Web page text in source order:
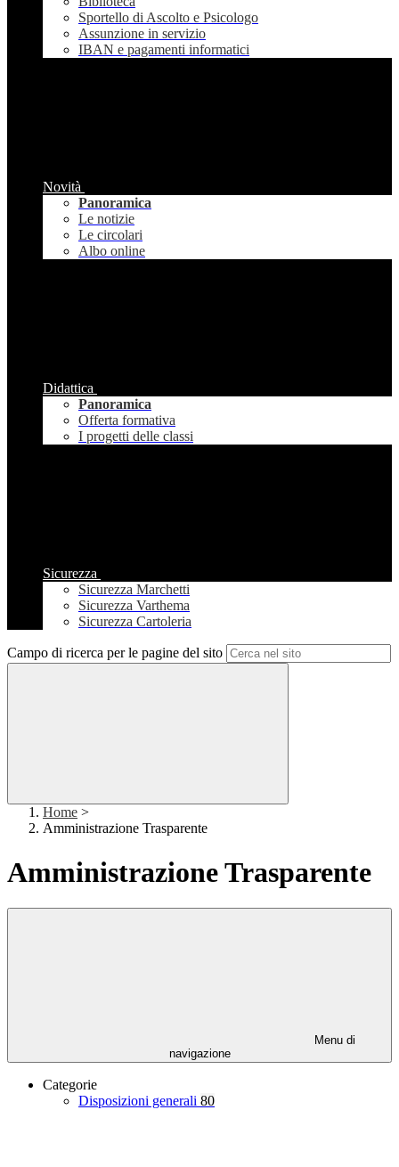
Sportello di Ascolto e Psicologo
Assunzione in servizio
IBAN e pagamenti informatici
Novità
Panoramica
Le notizie
Le circolari
Albo online
Didattica
Panoramica
Offerta formativa
I progetti delle classi
Sicurezza
Sicurezza Marchetti
Sicurezza Varthema
Sicurezza Cartoleria
Campo di ricerca per le pagine del sito
Home >
Amministrazione Trasparente
Amministrazione Trasparente
Menu di
navigazione
Categorie
Disposizioni generali 80